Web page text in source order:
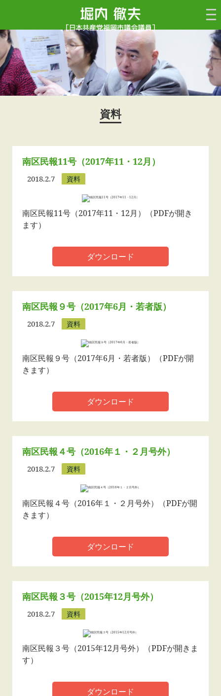
資料
南区民報11号（2017年11・12月）
2018.2.7 資料
南区民報11号（2017年11・12月）（PDFが開き
ます）
ダウンロード
南区民報９号（2017年6月・若者版）
2018.2.7 資料
南区民報９号（2017年6月・若者版）（PDFが開
きます）
ダウンロード
南区民報４号（2016年１・２月号外）
2018.2.7 資料
南区民報４号（2016年１・２月号外）（PDFが開
きます）
ダウンロード
南区民報３号（2015年12月号外）
2018.2.7 資料
南区民報３号（2015年12月号外）（PDFが開きま
す）
ダウンロード